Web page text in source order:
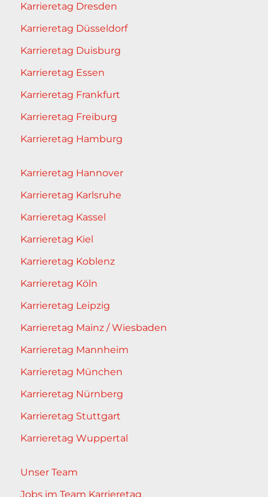
Karrieretag Dresden
Karrieretag Düsseldorf
Karrieretag Duisburg
Karrieretag Essen
Karrieretag Frankfurt
Karrieretag Freiburg
Karrieretag Hamburg
Karrieretag Hannover
Karrieretag Karlsruhe
Karrieretag Kassel
Karrieretag Kiel
Karrieretag Koblenz
Karrieretag Köln
Karrieretag Leipzig
Karrieretag Mainz / Wiesbaden
Karrieretag Mannheim
Karrieretag München
Karrieretag Nürnberg
Karrieretag Stuttgart
Karrieretag Wuppertal
Unser Team
Jobs im Team Karrieretag